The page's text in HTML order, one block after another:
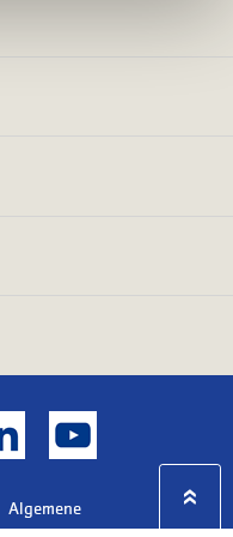
Algemene